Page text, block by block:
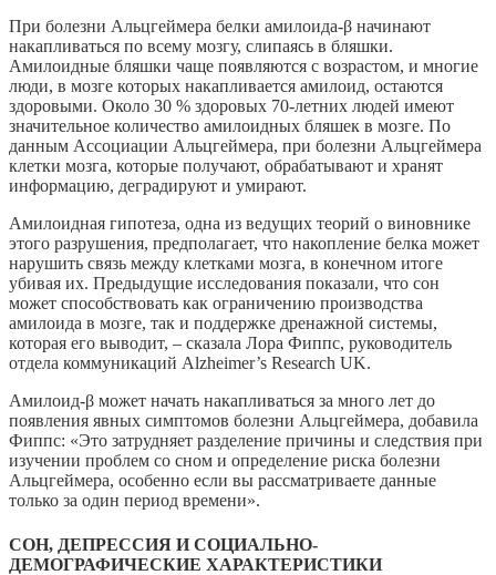
При болезни Альцгеймера белки амилоида-β начинают
накапливаться по всему мозгу, слипаясь в бляшки.
Амилоидные бляшки чаще появляются с возрастом, и многие
люди, в мозге которых накапливается амилоид, остаются
здоровыми. Около 30 % здоровых 70-летних людей имеют
значительное количество амилоидных бляшек в мозге. По
данным Ассоциации Альцгеймера, при болезни Альцгеймера
клетки мозга, которые получают, обрабатывают и хранят
информацию, деградируют и умирают.
Амилоидная гипотеза, одна из ведущих теорий о виновнике
этого разрушения, предполагает, что накопление белка может
нарушить связь между клетками мозга, в конечном итоге
убивая их. Предыдущие исследования показали, что сон
может способствовать как ограничению производства
амилоида в мозге, так и поддержке дренажной системы,
которая его выводит, – сказала Лора Фиппс, руководитель
отдела коммуникаций Alzheimer’s Research UK.
Амилоид-β может начать накапливаться за много лет до
появления явных симптомов болезни Альцгеймера, добавила
Фиппс: «Это затрудняет разделение причины и следствия при
изучении проблем со сном и определение риска болезни
Альцгеймера, особенно если вы рассматриваете данные
только за один период времени».
СОН, ДЕПРЕССИЯ И СОЦИАЛЬНО-
ДЕМОГРАФИЧЕСКИЕ ХАРАКТЕРИСТИКИ